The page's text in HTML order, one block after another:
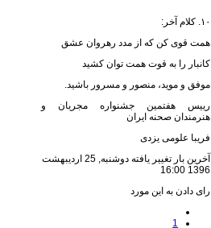
۱۰. کلام آخر:
همت قوی کن که از مدد رهروان عشق
کانبار را به قوت همت توان کشید
موفق و موید، منصور و مسرور باشید.
رییس هفتمین جشنواره مجریان و
هنرمندان صحنه ایران
فریبا علومی یزدی
آخرین بار تغییر یافته دوشنبه, 25 ارديبهشت
1396 16:00
رای دادن به این مورد
1